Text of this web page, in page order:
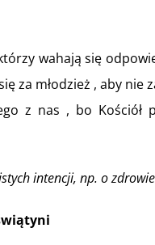
wahają się
za młodzież , aby
z nas , bo Kościół
intencji, np. o